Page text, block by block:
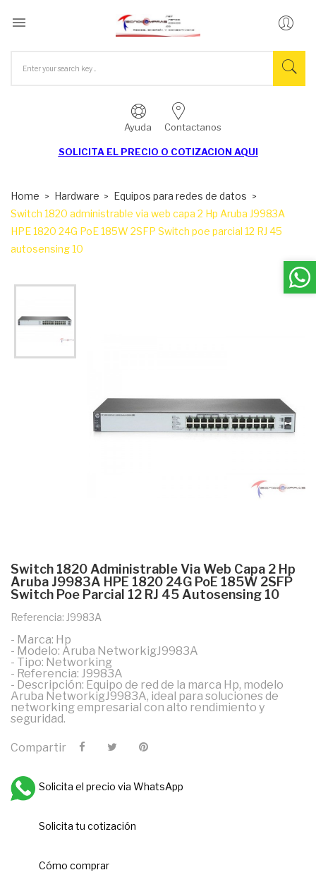

Ayuda Contactanos
SOLICITA EL PRECIO O COTIZACION AQUI
Home Hardware
Equipos para redes de datos
Switch 1820 administrable via web capa 2 Hp Aruba J9983A
HPE 1820 24G PoE 185W 2SFP Switch poe parcial 12 RJ 45
autosensing 10
Switch 1820 Administrable Via Web Capa 2 Hp
Aruba J9983A HPE 1820 24G PoE 185W 2SFP
Switch Poe Parcial 12 RJ 45 Autosensing 10
Referencia: J9983A
- Marca: Hp
- Modelo: Aruba NetworkigJ9983A
- Tipo: Networking
- Referencia: J9983A
- Descripción: Equipo de red de la marca Hp, modelo
Aruba NetworkigJ9983A, ideal para soluciones de
networking empresarial con alto rendimiento y
seguridad.
Compartir
Solicita el precio via WhatsApp
Solicita tu cotización
Cómo comprar